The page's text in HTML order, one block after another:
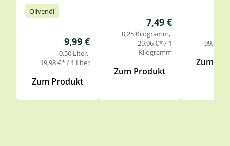
Olivenöl
Regulärer Preis:
9,99 €
0,50 Liter
19,98 €* / 1 Liter
Zum Produkt
Regulärer Preis:
7,49 €
0,25 Kilogramm
29,96 €* / 1
Kilogramm
Zum Produkt
99,85
Zum